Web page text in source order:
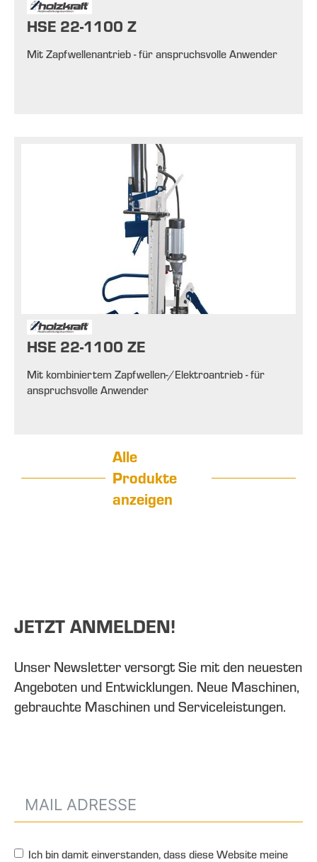
HSE 22-1100 Z
Mit Zapfwellenantrieb - für anspruchsvolle Anwender
HSE 22-1100 ZE
Mit kombiniertem Zapfwellen-/Elektroantrieb - für
anspruchsvolle Anwender
Alle
Produkte
anzeigen
JETZT ANMELDEN!
Unser Newsletter versorgt Sie mit den neuesten
Angeboten und Entwicklungen. Neue Maschinen,
gebrauchte Maschinen und Serviceleistungen.
Ich bin damit einverstanden, dass diese Website meine